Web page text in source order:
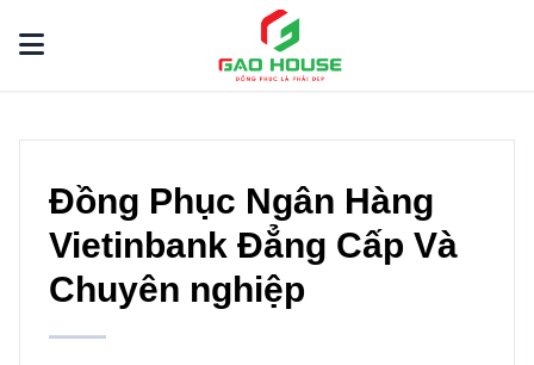
Đồng Phục Ngân Hàng
Vietinbank Đẳng Cấp Và
Chuyên nghiệp